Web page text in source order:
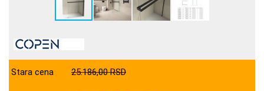
Stara cena 25.186,00 RSD